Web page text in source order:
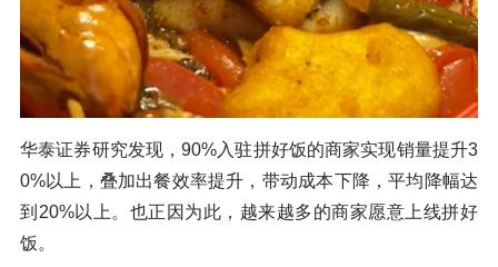
华泰证券研究发现，90%入驻拼好饭的商家实现销量提升3
0%以上，叠加出餐效率提升，带动成本下降，平均降幅达
到20%以上。也正因为此，越来越多的商家愿意上线拼好
饭。